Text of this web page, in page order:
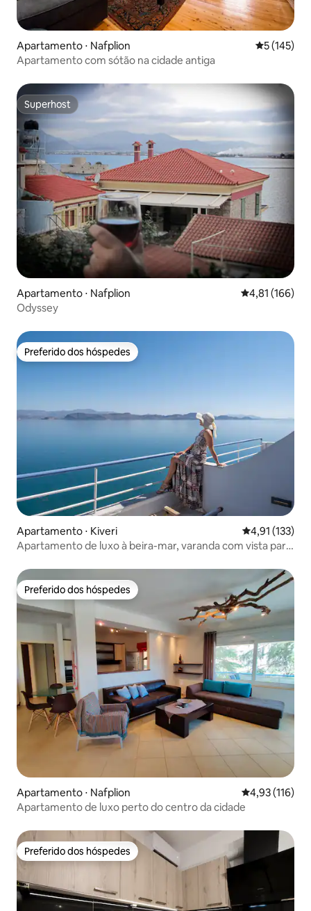
Apartamento ⋅ Nafplion 5 de uma
5 (145)
Apartamento com sótão na cidade antiga
Superhost
Superhost
Apartamento ⋅ Nafplion 4,81 de uma
4,81 (166)
Odyssey
Preferido dos hóspedes
Preferido dos hóspedes
Apartamento ⋅ Kiveri 4,91 de uma
4,91 (133)
Apartamento de luxo à beira-mar, varanda com vista para
Preferido dos hóspedes
Preferido dos hóspedes
Apartamento ⋅ Nafplion 4,93 de uma
4,93 (116)
Apartamento de luxo perto do centro da cidade
Preferido dos hóspedes
Preferido dos hóspedes